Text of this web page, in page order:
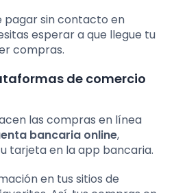
pagar sin contacto en
esperar a que llegue tu
compras.
de comercio
las compras en línea
bancaria online,
tarjeta en la app bancaria.
en tus sitios de